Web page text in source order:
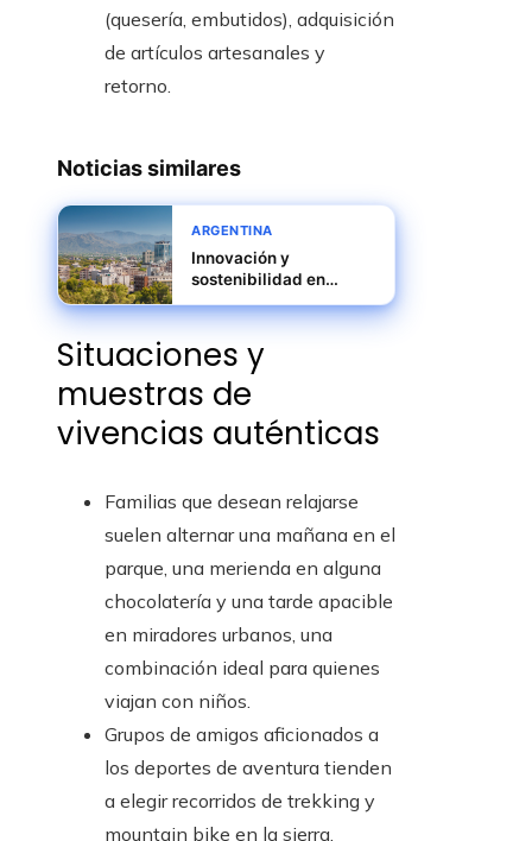
(quesería, embutidos), adquisición
de artículos artesanales y
retorno.
Noticias similares
ARGENTINA
Innovación y
sostenibilidad en
Mendoza: turismo
corporativo y
agroindustria en
crecimiento
Situaciones y
muestras de
vivencias auténticas
Familias que desean relajarse
suelen alternar una mañana en el
parque, una merienda en alguna
chocolatería y una tarde apacible
en miradores urbanos, una
combinación ideal para quienes
viajan con niños.
Grupos de amigos aficionados a
los deportes de aventura tienden
a elegir recorridos de trekking y
mountain bike en la sierra,